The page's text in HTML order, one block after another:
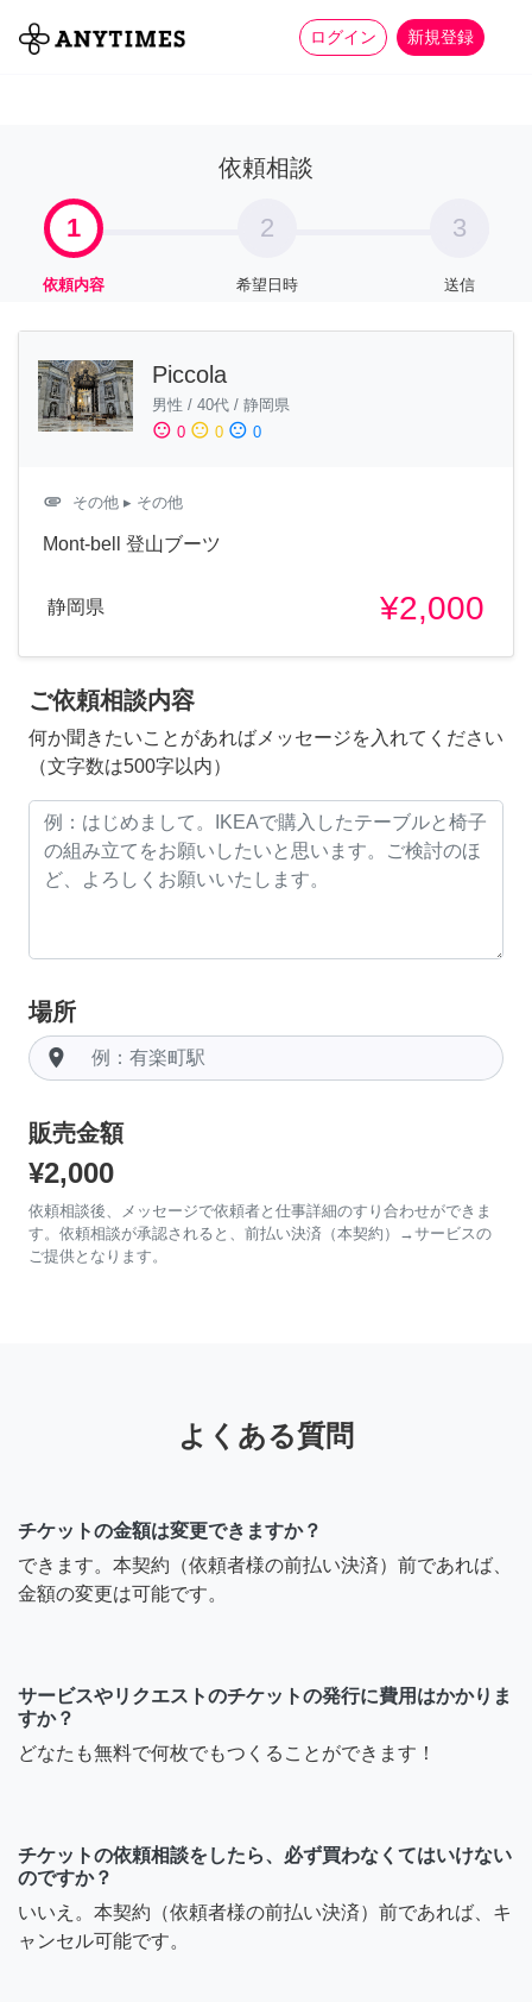
ログイン 新規登録
全て 家事 more_horiz
依頼相談
1
依頼内容
2
希望日時
3
送信
Piccola
男性 / 40代 / 静岡県
sentiment_satisfied 0 sentiment_neutral 0 sentiment_dissatisfied 0
attachment その他 ▸ その他
Mont-bell 登山ブーツ
静岡県 ¥2,000
ご依頼相談内容
何か聞きたいことがあればメッセージを入れてください
（文字数は500字以内）
場所
room
販売金額
¥2,000
依頼相談後、メッセージで依頼者と仕事詳細のすり合わせができま
す。依頼相談が承認されると、前払い決済（本契約）→サービスの
ご提供となります。
よくある質問
チケットの金額は変更できますか？
できます。本契約（依頼者様の前払い決済）前であれば、
金額の変更は可能です。
サービスやリクエストのチケットの発行に費用はかかりま
すか？
どなたも無料で何枚でもつくることができます！
チケットの依頼相談をしたら、必ず買わなくてはいけない
のですか？
いいえ。本契約（依頼者様の前払い決済）前であれば、キ
ャンセル可能です。